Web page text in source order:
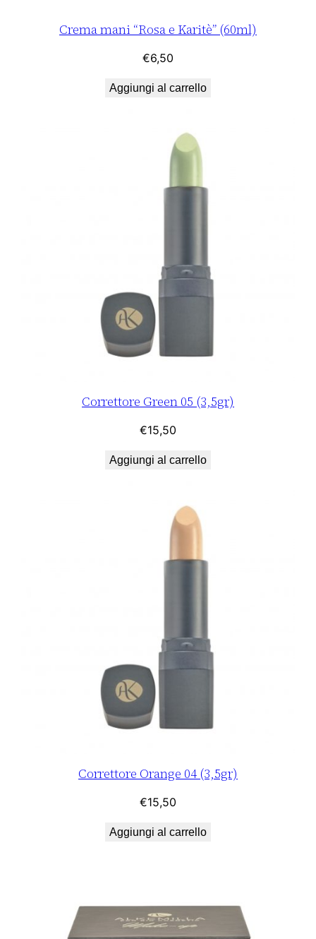
Crema mani “Rosa e Karitè” (60ml)
€6,50
Aggiungi al carrello
Correttore Green 05 (3,5gr)
€15,50
Aggiungi al carrello
Correttore Orange 04 (3,5gr)
€15,50
Aggiungi al carrello